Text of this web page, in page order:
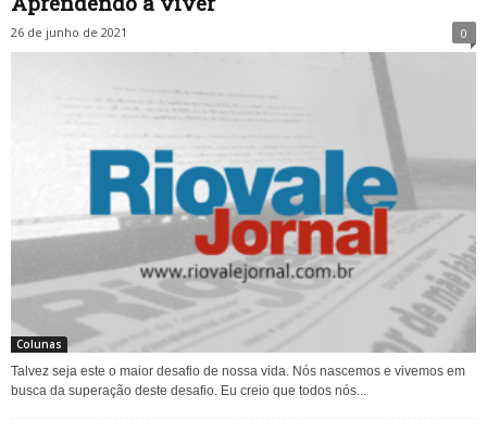
26 de junho de 2021 0
Colunas
Talvez seja este o maior desafio de nossa vida. Nós nascemos e vivemos em
busca da superação deste desafio. Eu creio que todos nós...